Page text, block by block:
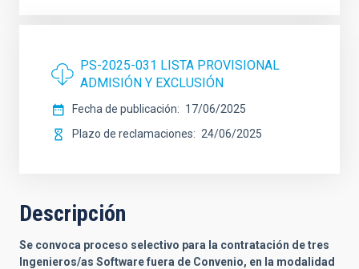
PS-2025-031 LISTA PROVISIONAL
ADMISIÓN Y EXCLUSIÓN
Fecha de publicación
17/06/2025
Plazo de reclamaciones
24/06/2025
Descripción
Se convoca proceso selectivo para la contratación de tres
Ingenieros/as Software fuera de Convenio, en la modalidad